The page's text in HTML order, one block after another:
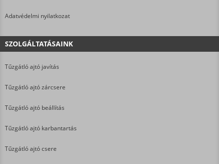
Adatvédelmi nyilatkozat
SZOLGÁLTATÁSAINK
Tűzgátló ajtó javítás
Tűzgátló ajtó zárcsere
Tűzgátló ajtó beállítás
Tűzgátló ajtó karbantartás
Tűzgátló ajtó csere